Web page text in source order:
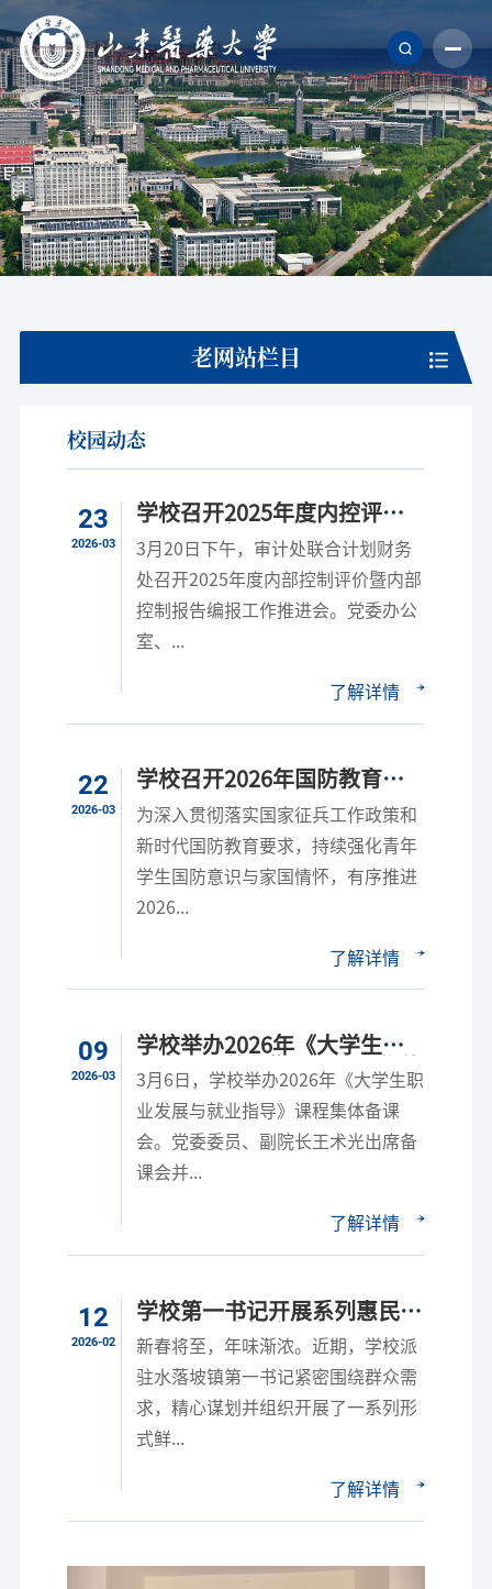
老网站栏目
校园动态
23
2026-03
学校召开2025年度内控评价
与报告编报工作推进会​
3月20日下午，审计处联合计划财务
处召开2025年度内部控制评价暨内部
控制报告编报工作推进会。党委办公
室、...
了解详情
22
2026-03
学校召开2026年国防教育暨
征兵工作推进会
为深入贯彻落实国家征兵工作政策和
新时代国防教育要求，持续强化青年
学生国防意识与家国情怀，有序推进
2026...
了解详情
09
2026-03
学校举办2026年《大学生职
业发展与就业指导》课程集体
备课会
3月6日，学校举办2026年《大学生职
业发展与就业指导》课程集体备课
会。党委委员、副院长王术光出席备
课会并...
了解详情
12
2026-02
学校第一书记开展系列惠民活
动点亮派驻村幸福年
新春将至，年味渐浓。近期，学校派
驻水落坡镇第一书记紧密围绕群众需
求，精心谋划并组织开展了一系列形
式鲜...
了解详情